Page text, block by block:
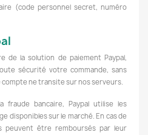
(code personnel secret, numéro
de la solution de paiement Paypal,
sécurité votre commande, sans
ne transite sur nos serveurs.
bancaire, Paypal utilise les
disponibles sur le marché. En cas de
peuvent être remboursés par leur